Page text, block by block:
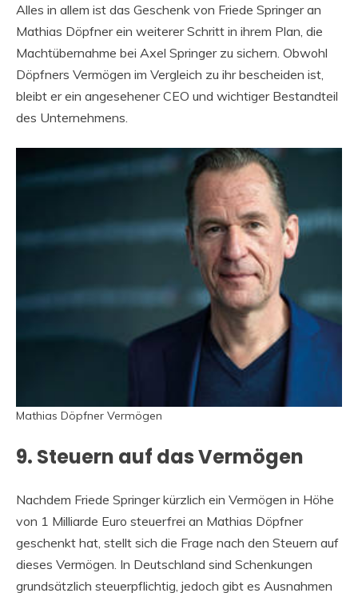
Alles in allem ist das Geschenk von Friede Springer an
Mathias Döpfner ein weiterer Schritt in ihrem Plan, die
Machtübernahme bei Axel Springer zu sichern. Obwohl
Döpfners Vermögen im Vergleich zu ihr bescheiden ist,
bleibt er ein angesehener CEO und wichtiger Bestandteil
des Unternehmens.
Mathias Döpfner Vermögen
9. Steuern auf das Vermögen
Nachdem Friede Springer kürzlich ein Vermögen in Höhe
von 1 Milliarde Euro steuerfrei an Mathias Döpfner
geschenkt hat, stellt sich die Frage nach den Steuern auf
dieses Vermögen. In Deutschland sind Schenkungen
grundsätzlich steuerpflichtig, jedoch gibt es Ausnahmen